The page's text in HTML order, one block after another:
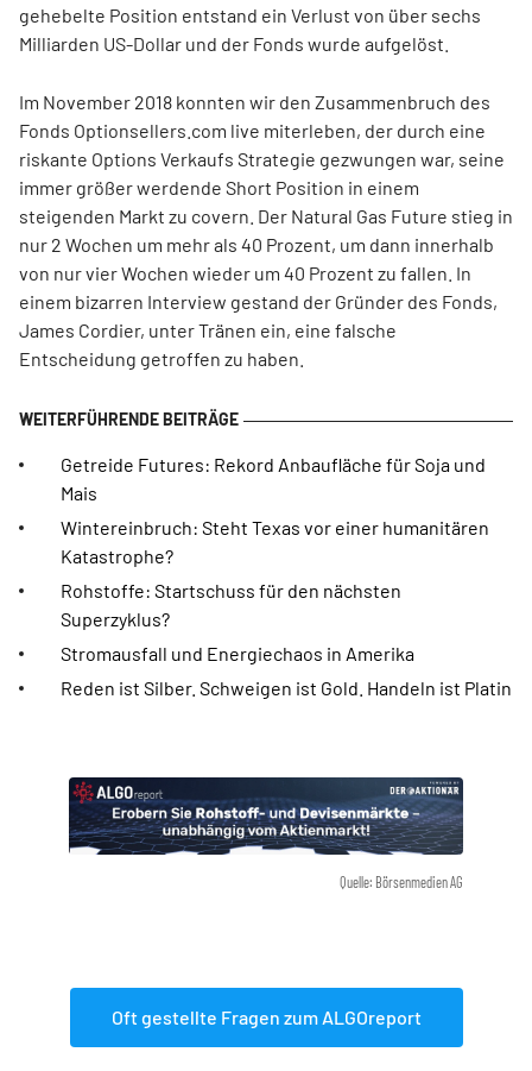
gehebelte Position entstand ein Verlust von über sechs
Milliarden US-Dollar und der Fonds wurde aufgelöst.
Im November 2018 konnten wir den Zusammenbruch des
Fonds Optionsellers.com live miterleben, der durch eine
riskante Options Verkaufs Strategie gezwungen war, seine
immer größer werdende Short Position in einem
steigenden Markt zu covern. Der Natural Gas Future stieg in
nur 2 Wochen um mehr als 40 Prozent, um dann innerhalb
von nur vier Wochen wieder um 40 Prozent zu fallen. In
einem bizarren Interview gestand der Gründer des Fonds,
James Cordier, unter Tränen ein, eine falsche
Entscheidung getroffen zu haben.
Getreide Futures: Rekord Anbaufläche für Soja und
Mais
Wintereinbruch: Steht Texas vor einer humanitären
Katastrophe?
Rohstoffe: Startschuss für den nächsten
Superzyklus?
Stromausfall und Energiechaos in Amerika
Reden ist Silber. Schweigen ist Gold. Handeln ist Platin
Quelle: Börsenmedien AG
Oft gestellte Fragen zum ALGOreport